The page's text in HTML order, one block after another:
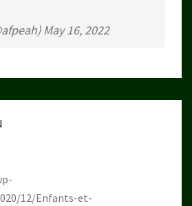
May 16, 2022
12/Enfants-et-